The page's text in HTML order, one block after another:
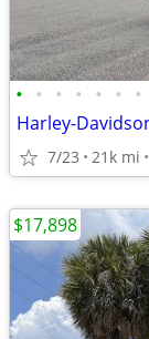
• • • • • • •
7/23 21k mi
$17,898